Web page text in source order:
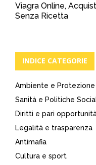
Viagra Online,
Senza Ricetta
INDICE CATEGORIE
Ambiente e Protezione
Sanità e Politiche
Diritti e pari
Legalità e trasparenza
Antimafia
Cultura e sport